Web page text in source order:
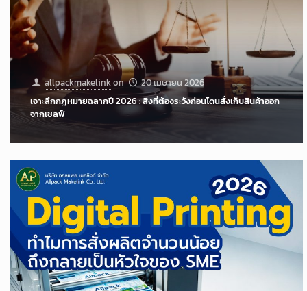
allpackmakelinkon
20 เมษายน 2026
เจาะลึกกฎหมายฉลากปี 2026 : สิ่งที่ต้องระวังก่อนโดนสั่งเก็บสินค้าออก
จากเชลฟ์